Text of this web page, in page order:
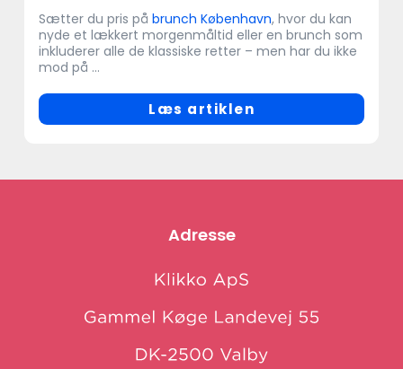
Sætter du pris på brunch København, hvor du kan
nyde et lækkert morgenmåltid eller en brunch som
inkluderer alle de klassiske retter – men har du ikke
mod på ...
Læs artiklen
Adresse